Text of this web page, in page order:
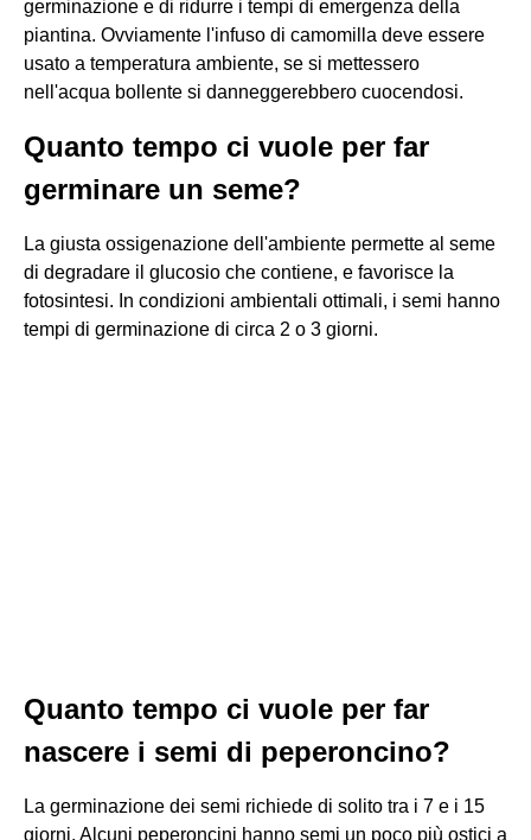
germinazione e di ridurre i tempi di emergenza della
piantina. Ovviamente l'infuso di camomilla deve essere
usato a temperatura ambiente, se si mettessero
nell'acqua bollente si danneggerebbero cuocendosi.
Quanto tempo ci vuole per far
germinare un seme?
La giusta ossigenazione dell'ambiente permette al seme
di degradare il glucosio che contiene, e favorisce la
fotosintesi. In condizioni ambientali ottimali, i semi hanno
tempi di germinazione di circa 2 o 3 giorni.
Quanto tempo ci vuole per far
nascere i semi di peperoncino?
La germinazione dei semi richiede di solito tra i 7 e i 15
giorni. Alcuni peperoncini hanno semi un poco più ostici a